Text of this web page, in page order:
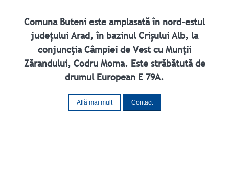
Comuna Buteni este amplasată în nord-estul
judeţului Arad, în bazinul Crişului Alb, la
conjuncţia Câmpiei de Vest cu Munţii
Zărandului, Codru Moma. Este străbătută de
drumul European E 79A.
Află mai mult Contact